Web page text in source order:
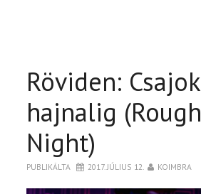
Röviden: Csajok
hajnalig (Rough
Night)
PUBLIKÁLTA 2017. JÚLIUS 12. KOIMBRA